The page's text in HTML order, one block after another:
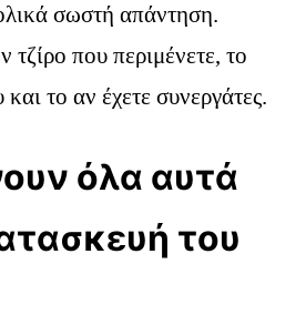
σωστή απάντηση.
τζίρο που περιμένετε, το
το αν έχετε συνεργάτες.
όλα αυτά
του